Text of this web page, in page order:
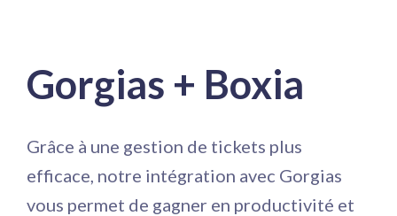
Gorgias + Boxia
Grâce à une gestion de tickets plus
efficace, notre intégration avec Gorgias
vous permet de gagner en productivité et